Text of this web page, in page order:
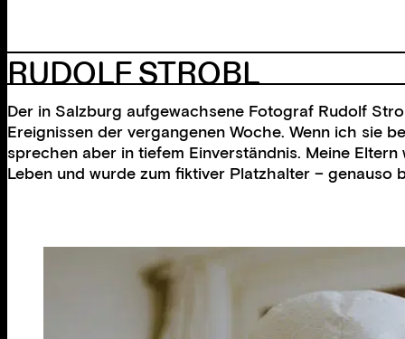
RUDOLF STROBL
Der in Salzburg aufgewachsene Fotograf Rudolf
Ereignissen der vergangenen Woche. Wenn ich sie
sprechen aber in tiefem Einverständnis. Meine
Leben und wurde zum fiktiver Platzhalter – genauso